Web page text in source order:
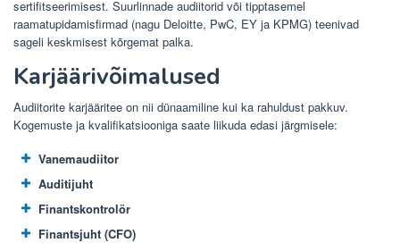
sertifitseerimisest. Suurlinnade audiitorid või tipptasemel
raamatupidamisfirmad (nagu Deloitte, PwC, EY ja KPMG) teenivad
sageli keskmisest kõrgemat palka.
Karjäärivõimalused
Audiitorite karjääritee on nii dünaamiline kui ka rahuldust pakkuv.
Kogemuste ja kvalifikatsiooniga saate liikuda edasi järgmisele:
Vanemaudiitor
Auditijuht
Finantskontrolör
Finantsjuht (CFO)